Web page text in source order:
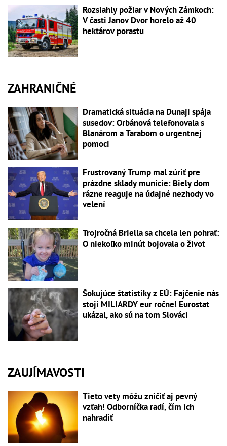
Rozsiahly požiar v Nových Zámkoch:
V časti Janov Dvor horelo až 40
hektárov porastu
ZAHRANIČNÉ
Dramatická situácia na Dunaji spája
susedov: Orbánová telefonovala s
Blanárom a Tarabom o urgentnej
pomoci
Frustrovaný Trump mal zúriť pre
prázdne sklady munície: Biely dom
rázne reaguje na údajné nezhody vo
velení
Trojročná Briella sa chcela len pohrať:
O niekoľko minút bojovala o život
Šokujúce štatistiky z EÚ: Fajčenie nás
stojí MILIARDY eur ročne! Eurostat
ukázal, ako sú na tom Slováci
ZAUJÍMAVOSTI
Tieto vety môžu zničiť aj pevný
vzťah! Odborníčka radí, čím ich
nahradiť